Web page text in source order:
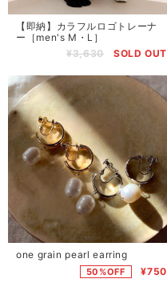
【即納】カラフルロゴトレーナ
ー［men's M・L］
¥3,630
SOLD OUT
one grain pearl earring
50%OFF ¥750